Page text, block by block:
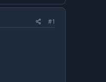
#1